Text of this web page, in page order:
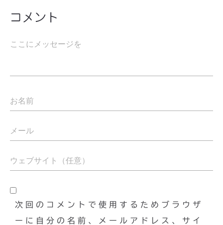
コメント
次回のコメントで使用するためブラウザ
ーに自分の名前、メールアドレス、サイ